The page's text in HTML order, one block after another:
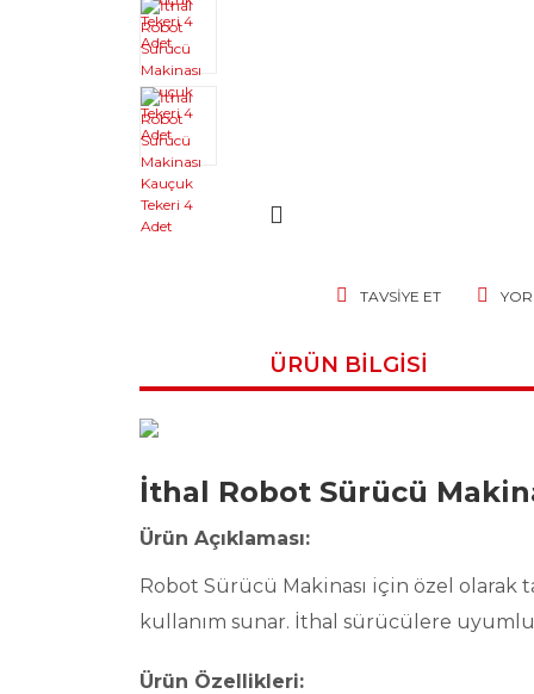
TAVSIYE ET
ÜRÜN BILGISI
İthal Robot Sürücü
Ürün Açıklaması:
Robot Sürücü Makinası için özel olarak
kullanım sunar. İthal sürücülere
Ürün Özellikleri: